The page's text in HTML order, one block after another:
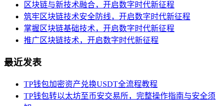
区块链与新技术融合，开启数字时代新征程
筑牢区块链技术安全防线，开启数字时代新征程
掌握区块链基础技术，开启数字时代新征程
推广区块链技术，开启数字时代新征程
最近发表
TP钱包加密资产兑换USDT全流程教程
TP钱包转以太坊至币安交易所，完整操作指南与安全须